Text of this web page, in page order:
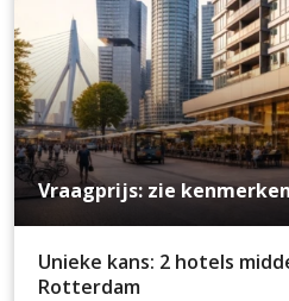
Vraagprijs: zie
Unieke kans: 2 hotels
Rotterdam